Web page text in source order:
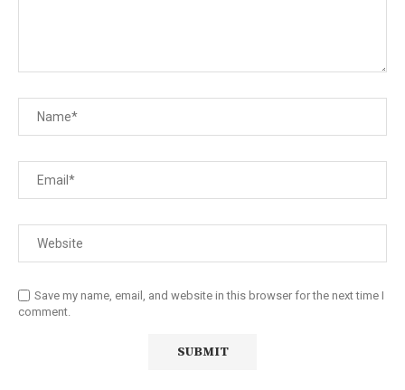
Save my name, email, and website in this browser for the next time I
comment.